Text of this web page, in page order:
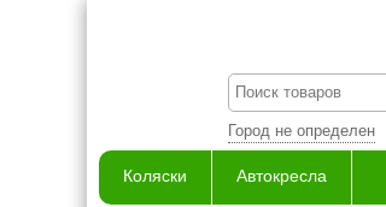
Город не определен
Коляски Автокресла